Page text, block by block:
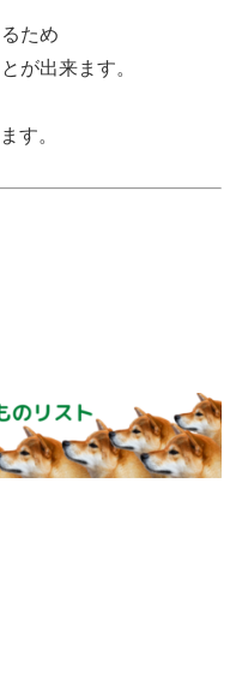
ため
が出来ます。
す。